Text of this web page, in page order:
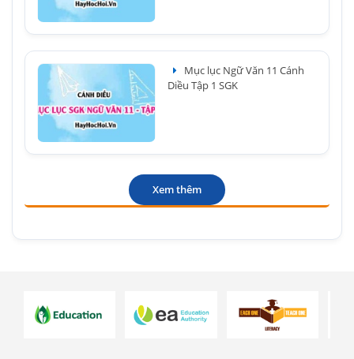
Mục lục Ngữ Văn 11 Cánh
Diều Tập 1 SGK
Xem thêm